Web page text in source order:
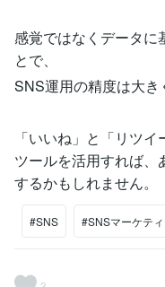
感覚ではなくデータに
とで、
SNS運用の精度は大き
「いいね」と「リツ
ツールを活用すれば
するかもしれません。
#SNS #SNSマーケテ